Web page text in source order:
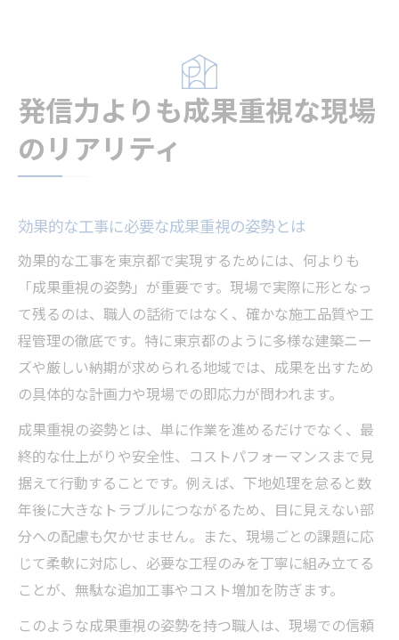
発信力よりも成果重視な現場
のリアリティ
効果的な工事に必要な成果重視の姿勢とは
効果的な工事を東京都で実現するためには、何よりも
「成果重視の姿勢」が重要です。現場で実際に形となっ
て残るのは、職人の話術ではなく、確かな施工品質や工
程管理の徹底です。特に東京都のように多様な建築ニー
ズや厳しい納期が求められる地域では、成果を出すため
の具体的な計画力や現場での即応力が問われます。
成果重視の姿勢とは、単に作業を進めるだけでなく、最
終的な仕上がりや安全性、コストパフォーマンスまで見
据えて行動することです。例えば、下地処理を怠ると数
年後に大きなトラブルにつながるため、目に見えない部
分への配慮も欠かせません。また、現場ごとの課題に応
じて柔軟に対応し、必要な工程のみを丁寧に組み立てる
ことが、無駄な追加工事やコスト増加を防ぎます。
このような成果重視の姿勢を持つ職人は、現場での信頼